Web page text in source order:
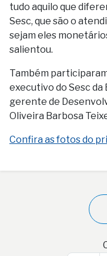
tudo aquilo que
Sesc, que são o
sejam eles
salientou.
Também
executivo do Sesc da
gerente de
Oliveira Barbosa
Confira as fotos do